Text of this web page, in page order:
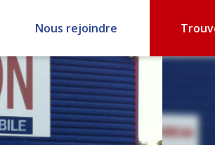
Nous rejoindre